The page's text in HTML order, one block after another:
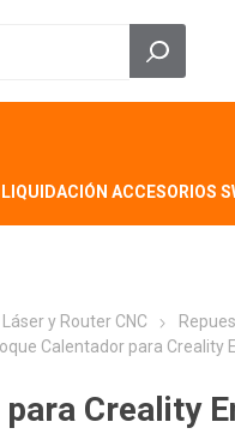
LIQUIDACIÓN ACCESORIOS
y Router CNC
Calentador para Creality
Creality